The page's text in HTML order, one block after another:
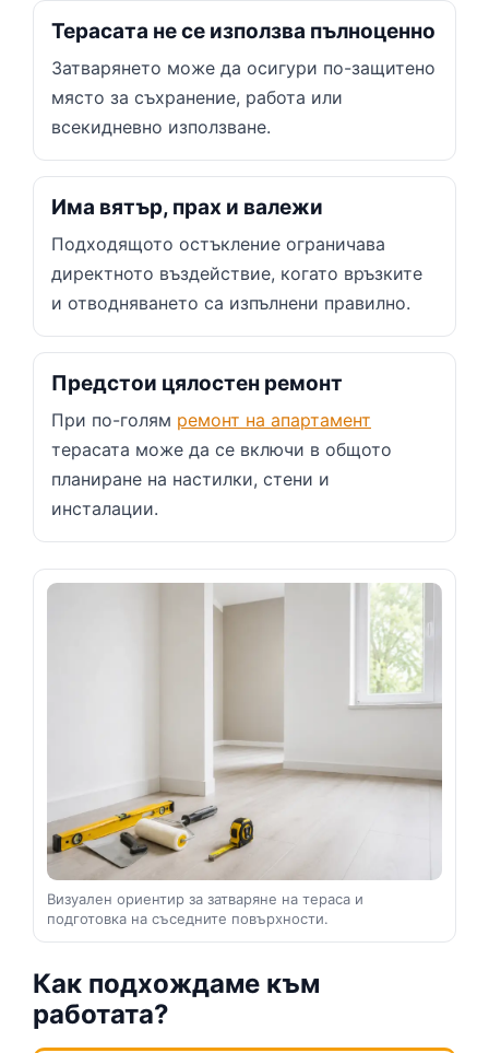
Терасата не се използва пълноценно
Затварянето може да осигури по-защитено
място за съхранение, работа или
всекидневно използване.
Има вятър, прах и валежи
Подходящото остъкление ограничава
директното въздействие, когато връзките
и отводняването са изпълнени правилно.
Предстои цялостен ремонт
При по-голям ремонт на апартамент
терасата може да се включи в общото
планиране на настилки, стени и
инсталации.
Визуален ориентир за затваряне на тераса и
подготовка на съседните повърхности.
Как подхождаме към
работата?